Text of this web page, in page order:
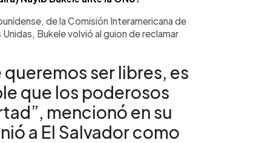
de la Comisión Interamericana de
Bukele volvió al guion de reclamar
ser libres, es
que los poderosos
mencionó en su
a El Salvador como